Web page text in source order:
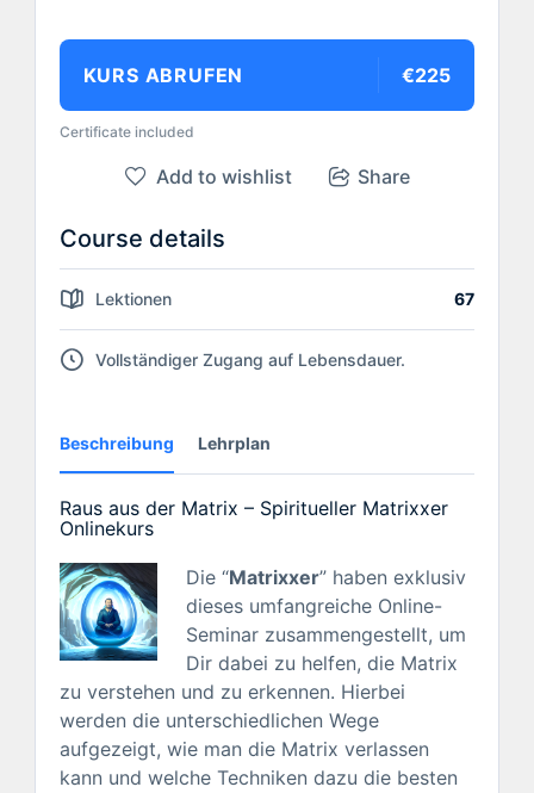
Beschreibung Lehrplan
Raus aus der Matrix – Spiritueller Matrixxer
Onlinekurs
Die “Matrixxer” haben exklusiv
dieses umfangreiche Online-
Seminar zusammengestellt, um
Dir dabei zu helfen, die Matrix
zu verstehen und zu erkennen. Hierbei
werden die unterschiedlichen Wege
aufgezeigt, wie man die Matrix verlassen
kann und welche Techniken dazu die besten
KURS ABRUFEN €225
Certificate included
Add to wishlist Share
Course details
Lektionen 67
Vollständiger Zugang auf Lebensdauer.